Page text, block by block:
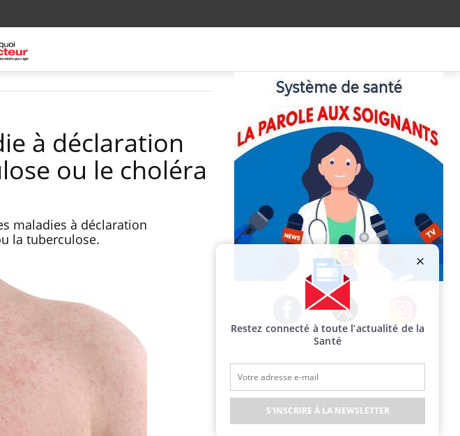
à déclaration
ou le choléra
maladies à déclaration
la tuberculose.
Facebook Twitter Instagram
Restez connecté à toute l’actualité de la
Santé
S'INSCRIRE À LA NEWSLETTER